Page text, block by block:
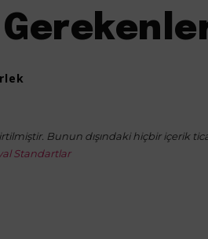
Bunun dışındaki hiçbir içerik
Standartlar